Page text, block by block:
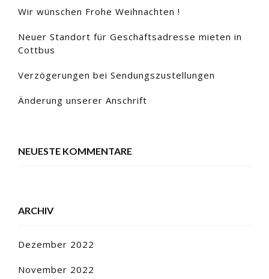
Wir wünschen Frohe Weihnachten !
Neuer Standort für Geschäftsadresse mieten in
Cottbus
Verzögerungen bei Sendungszustellungen
Änderung unserer Anschrift
NEUESTE KOMMENTARE
ARCHIV
Dezember 2022
November 2022